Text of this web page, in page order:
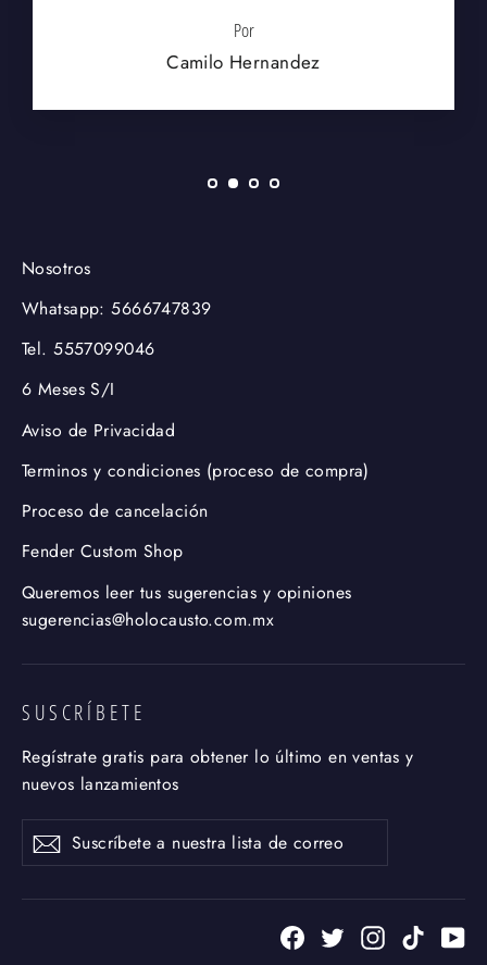
Por
Camilo Hernandez
Nosotros
Whatsapp: 5666747839
Tel. 5557099046
6 Meses S/I
Aviso de Privacidad
Terminos y condiciones (proceso de compra)
Proceso de cancelación
Fender Custom Shop
Queremos leer tus sugerencias y opiniones
sugerencias@holocausto.com.mx
SUSCRÍBETE
Regístrate gratis para obtener lo último en ventas y
nuevos lanzamientos
Suscríbete
lista
Suscribir
Facebook
Twitter Instagram
TikTok